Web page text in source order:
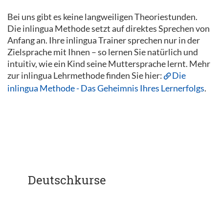
Bei uns gibt es keine langweiligen Theoriestunden.
Die inlingua Methode setzt auf direktes Sprechen von
Anfang an. Ihre inlingua Trainer sprechen nur in der
Zielsprache mit Ihnen – so lernen Sie natürlich und
intuitiv, wie ein Kind seine Muttersprache lernt. Mehr
zur inlingua Lehrmethode finden Sie hier:
Die
inlingua Methode - Das Geheimnis Ihres Lernerfolgs.
Deutschkurse